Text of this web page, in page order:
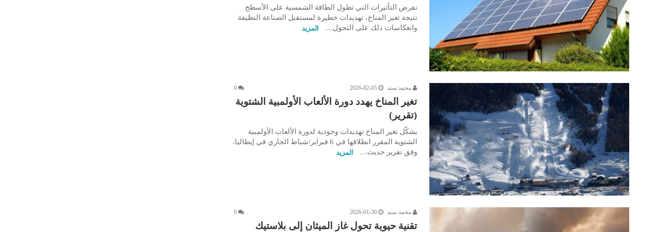
تفرض التأثيرات التي تطول الطاقة الشمسية على الأسطح
نتيجة تغير المناخ، تهديدات خطيرة لمستقبل الصناعة النظيفة
وانعكاسات ذلك على التحول…
المزيد
محمد سند 2026-02-05
0
تغير المناخ يهدد دورة الألعاب الأولمبية الشتوية
(تقرير)
يشكّل تغير المناخ تهديدات وجودية لدورة الألعاب الأولمبية
الشتوية المقرر انطلاقها في 6 فبراير/شباط الجاري في إيطاليا،
وفق تقرير حديث…
المزيد
محمد سند 2026-01-30
0
تقنية حيوية تحول غاز الميثان إلى بلاستيك